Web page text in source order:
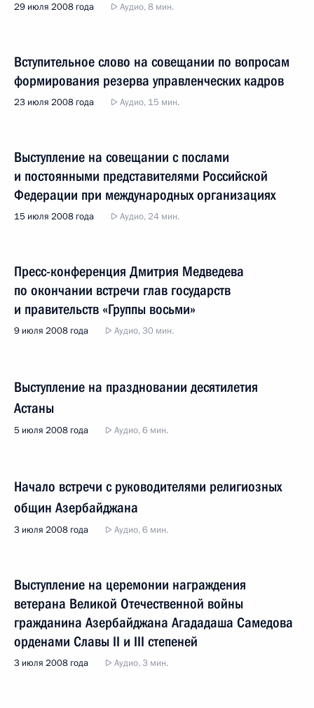
29 июля 2008 года Аудио, 8 мин.
Вступительное слово на совещании по вопросам
формирования резерва управленческих кадров
23 июля 2008 года Аудио, 15 мин.
Выступление на совещании с послами
и постоянными представителями Российской
Федерации при международных организациях
15 июля 2008 года Аудио, 24 мин.
Пресс-конференция Дмитрия Медведева
по окончании встречи глав государств
и правительств «Группы восьми»
9 июля 2008 года Аудио, 30 мин.
Выступление на праздновании десятилетия
Астаны
5 июля 2008 года Аудио, 6 мин.
Начало встречи с руководителями религиозных
общин Азербайджана
3 июля 2008 года Аудио, 6 мин.
Выступление на церемонии награждения
ветерана Великой Отечественной войны
гражданина Азербайджана Агададаша Самедова
орденами Славы II и III степеней
3 июля 2008 года Аудио, 3 мин.